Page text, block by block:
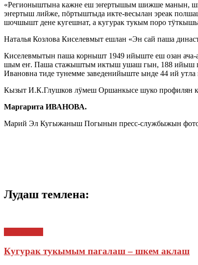
«Регионыштына кажне еш эҥертышым шижше манын,
эҥертыш лийже, пӧртыштыда икте-весылан эреак
шочшышт дене кугешнат, а кугурак тукым поро
Наталья Козлова Киселевмыт ешлан «Эн сай паша
Киселевмытын паша корнышт 1949 ийыште еш озан
шым еҥ. Паша стажыштым иктыш ушаш гын, 188 ийыш
Ивановна тиде тунемме заведенийыште ынде 44 ий
Кызыт И.К.Глушков лӱмеш Оршанкысе шуко профилян
Маргарита ИВАНОВА.
Марий Эл Кугыжаныш Погынын пресс-службыжын
Лудаш темлена:
Кугурак тукымым пагалаш – шкем аклаш